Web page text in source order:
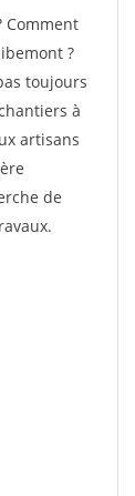
Comment
?
toujours
à
artisans
de